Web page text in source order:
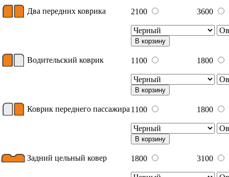
Два передних коврика 2100 3600
В корзину
Водительский коврик 1100 1800
В корзину
Коврик переднего пассажира 1100 1800
В корзину
Задний цельный ковер 1800 3100